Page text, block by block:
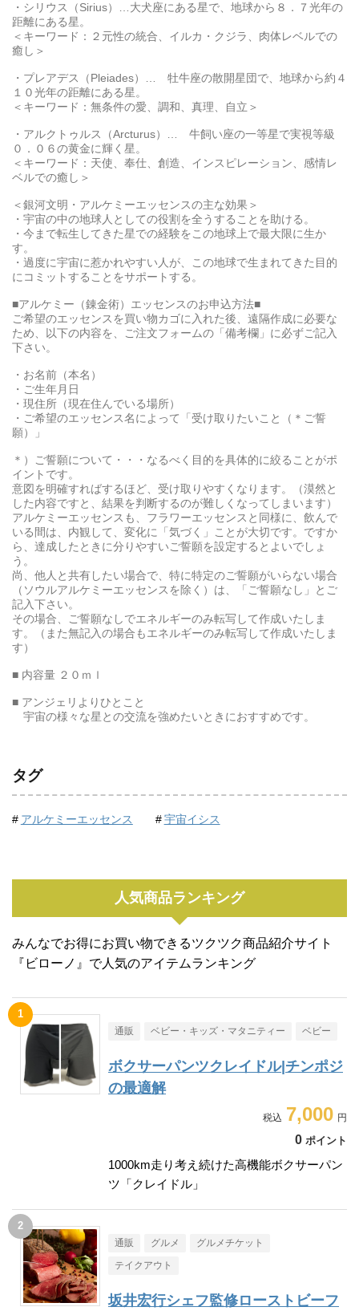
・シリウス（Sirius）…大犬座にある星で、地球から８．７光年の
距離にある星。
＜キーワード：２元性の統合、イルカ・クジラ、肉体レベルでの
癒し＞
・プレアデス（Pleiades）… 牡牛座の散開星団で、地球から約４
１０光年の距離にある星。
＜キーワード：無条件の愛、調和、真理、自立＞
・アルクトゥルス（Arcturus）… 牛飼い座の一等星で実視等級
０．０６の黄金に輝く星。
＜キーワード：天使、奉仕、創造、インスピレーション、感情レ
ベルでの癒し＞
＜銀河文明・アルケミーエッセンスの主な効果＞
・宇宙の中の地球人としての役割を全うすることを助ける。
・今まで転生してきた星での経験をこの地球上で最大限に生か
す。
・過度に宇宙に惹かれやすい人が、この地球で生まれてきた目的
にコミットすることをサポートする。
■アルケミー（錬金術）エッセンスのお申込方法■
ご希望のエッセンスを買い物カゴに入れた後、遠隔作成に必要な
ため、以下の内容を、ご注文フォームの「備考欄」に必ずご記入
下さい。
・お名前（本名）
・ご生年月日
・現住所（現在住んでいる場所）
・ご希望のエッセンス名によって「受け取りたいこと（＊ご誓
願）」
＊）ご誓願について・・・なるべく目的を具体的に絞ることがポ
イントです。
意図を明確すればするほど、受け取りやすくなります。（漠然と
した内容ですと、結果を判断するのが難しくなってしまいます）
アルケミーエッセンスも、フラワーエッセンスと同様に、飲んで
いる間は、内観して、変化に「気づく」ことが大切です。ですか
ら、達成したときに分りやすいご誓願を設定するとよいでしょ
う。
尚、他人と共有したい場合で、特に特定のご誓願がいらない場合
（ソウルアルケミーエッセンスを除く）は、「ご誓願なし」とご
記入下さい。
その場合、ご誓願なしでエネルギーのみ転写して作成いたしま
す。（また無記入の場合もエネルギーのみ転写して作成いたしま
す）
■ 内容量 ２０ｍｌ
■ アンジェリよりひとこと
宇宙の様々な星との交流を強めたいときにおすすめです。
タグ
アルケミーエッセンス 宇宙イシス
人気商品ランキング
みんなでお得にお買い物できるツクツク商品紹介サイト
『ビローノ』で人気のアイテムランキング
通販 ベビー・キッズ・マタニティー ベビー
ボクサーパンツクレイドル|チンポジ
の最適解
7,000
0 ポイント
1000km走り考え続けた高機能ボクサーパン
ツ「クレイドル」
通販 グルメ グルメチケット
テイクアウト
坂井宏行シェフ監修ローストビーフ